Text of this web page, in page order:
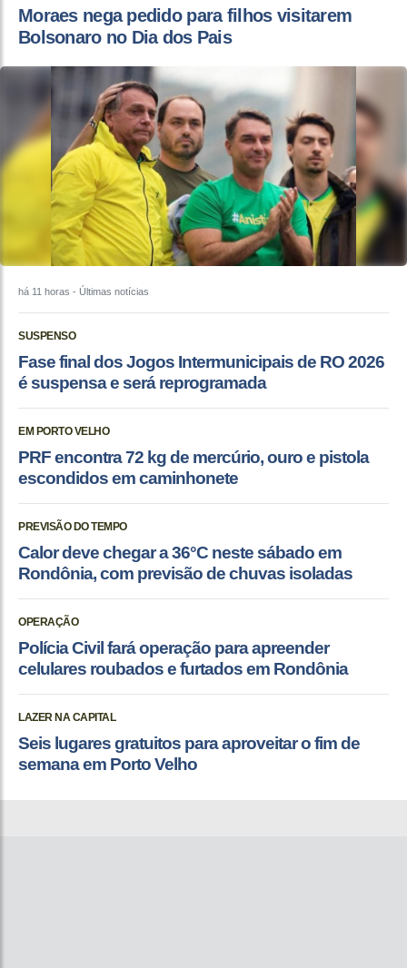
Moraes nega pedido para filhos visitarem
Bolsonaro no Dia dos Pais
há 11 horas - Últimas notícias
SUSPENSO
Fase final dos Jogos Intermunicipais de RO 2026
é suspensa e será reprogramada
EM PORTO VELHO
PRF encontra 72 kg de mercúrio, ouro e pistola
escondidos em caminhonete
PREVISÃO DO TEMPO
Calor deve chegar a 36°C neste sábado em
Rondônia, com previsão de chuvas isoladas
OPERAÇÃO
Polícia Civil fará operação para apreender
celulares roubados e furtados em Rondônia
LAZER NA CAPITAL
Seis lugares gratuitos para aproveitar o fim de
semana em Porto Velho